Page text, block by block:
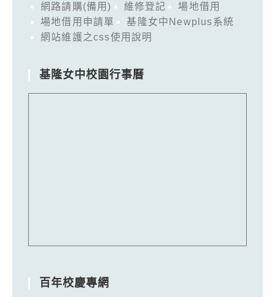
網路請購(備用)
維修登記
場地借用
場地借用申請單
基隆女中Newplus系統
網站維護之css使用說明
基隆女中校園行事曆
百年校慶專網